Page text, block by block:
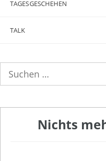
TAGESGESCHEHEN
TALK
nach:
Nichts